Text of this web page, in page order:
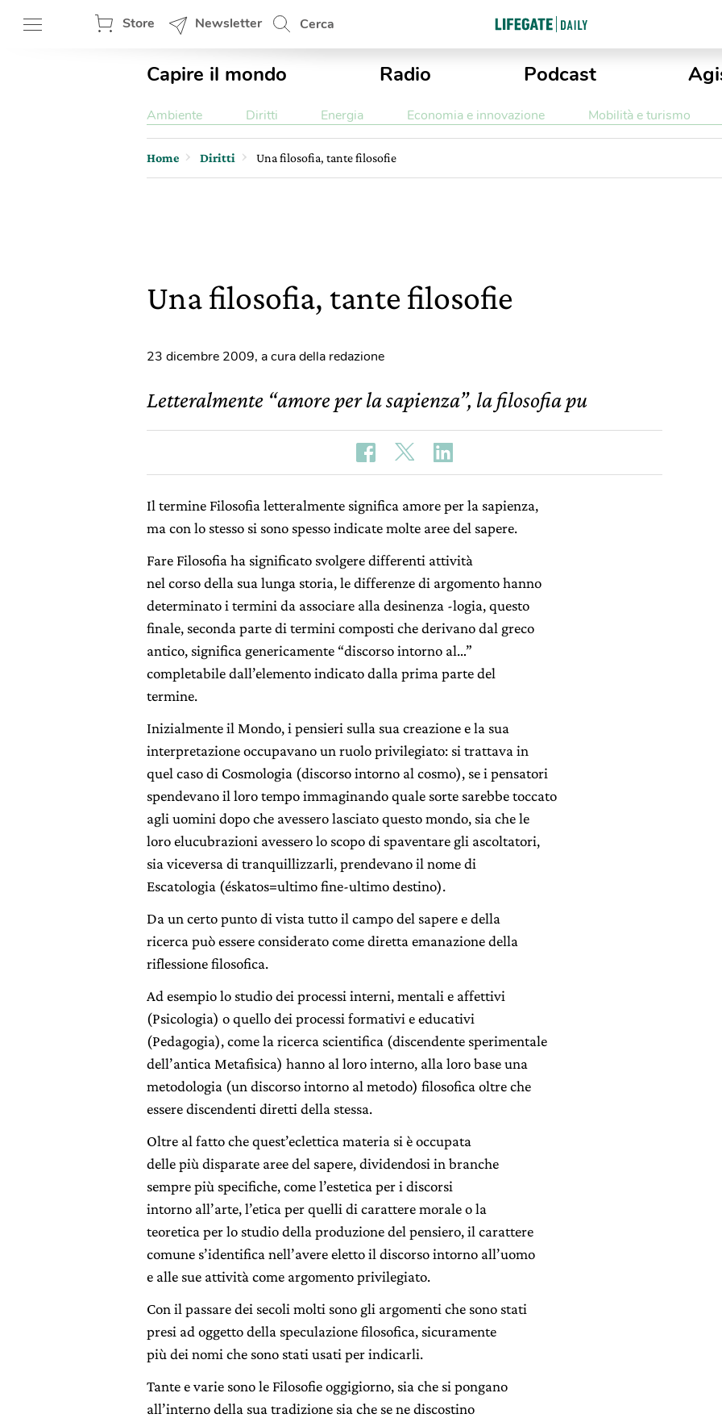
Store Newsletter Cerca
Capire il mondo Radio Podcast
Ambiente Diritti Energia Economia e innovazione Mobilità e turismo
Home Diritti Una filosofia, tante filosofie
Una filosofia, tante filosofie
23 dicembre 2009, a cura della redazione
Letteralmente “amore per la sapienza”, la filosofia pu
Il termine Filosofia letteralmente significa amore per la sapienza,
ma con lo stesso si sono spesso indicate molte aree del sapere.
Fare Filosofia ha significato svolgere differenti attività
nel corso della sua lunga storia, le differenze di argomento hanno
determinato i termini da associare alla desinenza -logia, questo
finale, seconda parte di termini composti che derivano dal greco
antico, significa genericamente “discorso intorno al…”
completabile dall’elemento indicato dalla prima parte del
termine.
Inizialmente il Mondo, i pensieri sulla sua creazione e la sua
interpretazione occupavano un ruolo privilegiato: si trattava in
quel caso di Cosmologia (discorso intorno al cosmo), se i pensatori
spendevano il loro tempo immaginando quale sorte sarebbe toccato
agli uomini dopo che avessero lasciato questo mondo, sia che le
loro elucubrazioni avessero lo scopo di spaventare gli ascoltatori,
sia viceversa di tranquillizzarli, prendevano il nome di
Escatologia (éskatos=ultimo fine-ultimo destino).
Da un certo punto di vista tutto il campo del sapere e della
ricerca può essere considerato come diretta emanazione della
riflessione filosofica.
Ad esempio lo studio dei processi interni, mentali e affettivi
(Psicologia) o quello dei processi formativi e educativi
(Pedagogia), come la ricerca scientifica (discendente sperimentale
dell’antica Metafisica) hanno al loro interno, alla loro base una
metodologia (un discorso intorno al metodo) filosofica oltre che
essere discendenti diretti della stessa.
Oltre al fatto che quest’eclettica materia si è occupata
delle più disparate aree del sapere, dividendosi in branche
sempre più specifiche, come l’estetica per i discorsi
intorno all’arte, l’etica per quelli di carattere morale o la
teoretica per lo studio della produzione del pensiero, il carattere
comune s’identifica nell’avere eletto il discorso intorno all’uomo
e alle sue attività come argomento privilegiato.
Con il passare dei secoli molti sono gli argomenti che sono stati
presi ad oggetto della speculazione filosofica, sicuramente
più dei nomi che sono stati usati per indicarli.
Tante e varie sono le Filosofie oggigiorno, sia che si pongano
all’interno della sua tradizione sia che se ne discostino